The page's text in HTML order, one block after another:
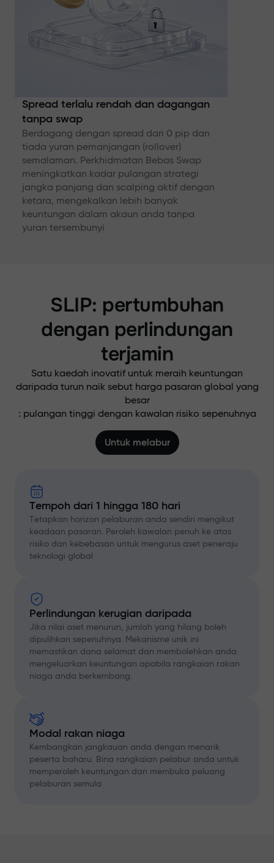
Spread terlalu rendah dan dagangan
tanpa swap
Berdagang dengan spread dari 0 pip dan
tiada yuran pemanjangan (rollover)
semalaman. Perkhidmatan Bebas Swap
meningkatkan kadar pulangan strategi
jangka panjang dan scalping aktif dengan
ketara, mengekalkan lebih banyak
keuntungan dalam akaun anda tanpa
yuran tersembunyi
SLIP: pertumbuhan
dengan perlindungan
terjamin
Satu kaedah inovatif untuk meraih keuntungan
daripada turun naik sebut harga pasaran global yang
besar
: pulangan tinggi dengan kawalan risiko sepenuhnya
Untuk melabur
Tempoh dari 1 hingga 180 hari
Tetapkan horizon pelaburan anda sendiri mengikut
keadaan pasaran. Peroleh kawalan penuh ke atas
risiko dan kebebasan untuk mengurus aset peneraju
teknologi global
Perlindungan kerugian daripada
Jika nilai aset menurun, jumlah yang hilang boleh
dipulihkan sepenuhnya. Mekanisme unik ini
memastikan dana selamat dan membolehkan anda
mengeluarkan keuntungan apabila rangkaian rakan
niaga anda berkembang.
Modal rakan niaga
Kembangkan jangkauan anda dengan menarik
peserta baharu. Bina rangkaian pelabur anda untuk
memperoleh keuntungan dan membuka peluang
pelaburan semula